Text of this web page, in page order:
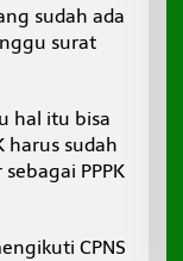
sudah ada
surat
hal itu bisa
harus sudah
PPPK
CPNS